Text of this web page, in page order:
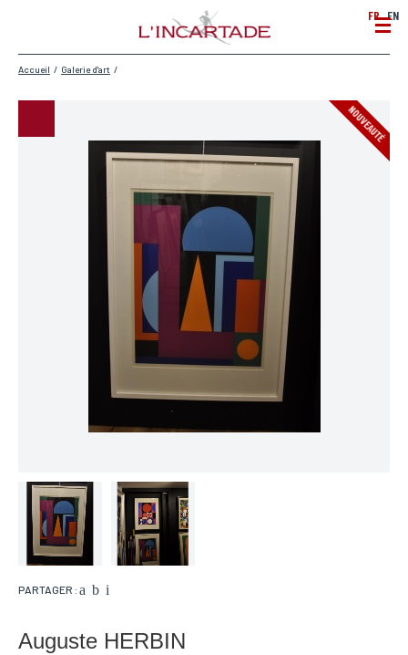
FR EN
Accueil / Galerie d'art /
NOUVEAUTÉ
PARTAGER :
Auguste HERBIN